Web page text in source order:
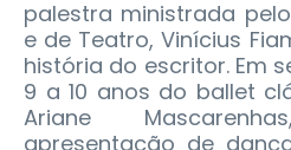
palestra ministrada
e de Teatro, Vinícius
história do escritor. Em
9 a 10 anos do ballet
Ariane
apresentação de